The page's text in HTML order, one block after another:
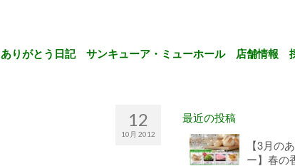
ありがとう日記 サンキューア・ミューホール 店舗情報
12
10月 2012
最近の投稿
【3月の
ー】春の